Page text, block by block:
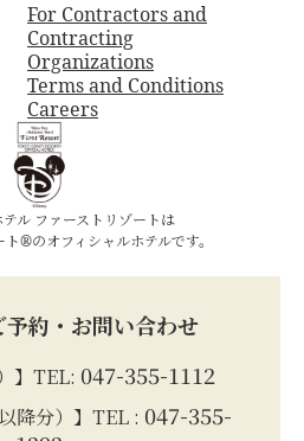
For Contractors and
Contracting
Organizations
Terms and Conditions
Careers
ル ファーストリゾートは
®のオフィシャルホテルです。
約・お問い合わせ
】TEL: 047-355-1112
降分）】TEL : 047-355-